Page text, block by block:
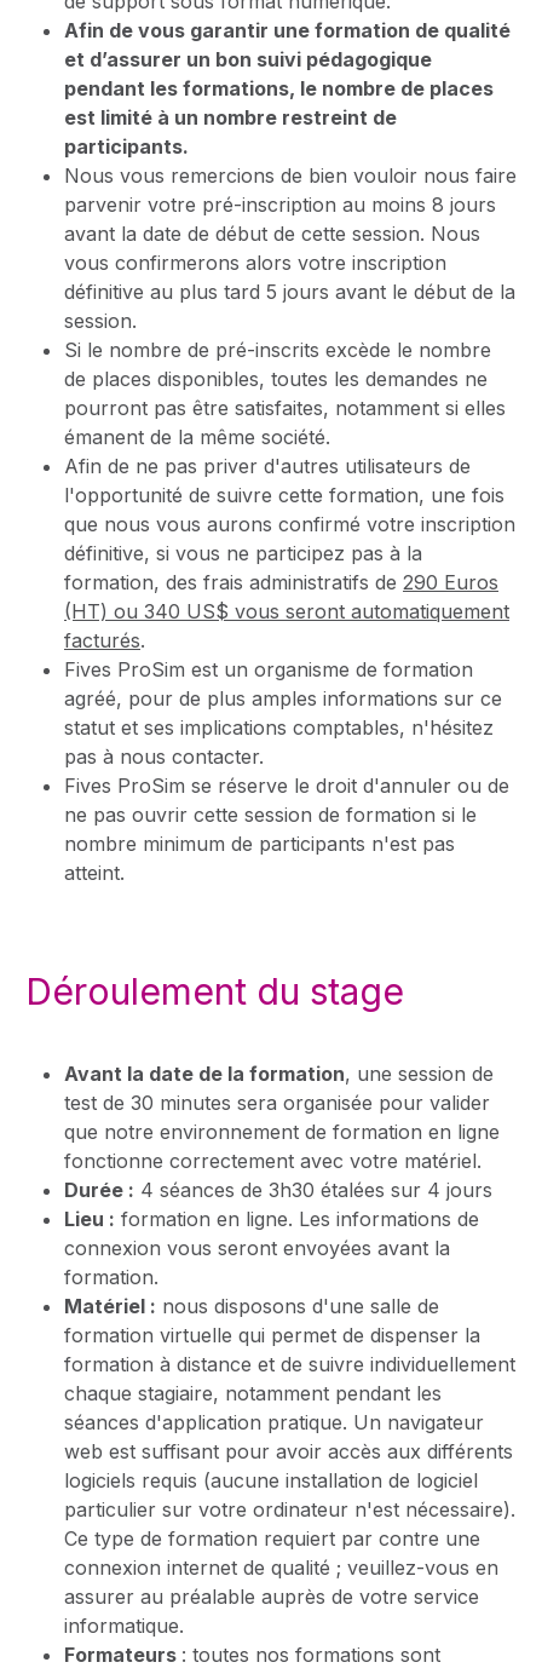
Afin de vous garantir une formation de qualité
et d’assurer un bon suivi pédagogique
pendant les formations, le nombre de places
est limité à un nombre restreint de
participants.
Nous vous remercions de bien vouloir nous faire
parvenir votre pré-inscription au moins 8 jours
avant la date de début de cette session. Nous
vous confirmerons alors votre inscription
définitive au plus tard 5 jours avant le début de la
session.
Si le nombre de pré-inscrits excède le nombre
de places disponibles, toutes les demandes ne
pourront pas être satisfaites, notamment si elles
émanent de la même société.
Afin de ne pas priver d'autres utilisateurs de
l'opportunité de suivre cette formation, une fois
que nous vous aurons confirmé votre inscription
définitive, si vous ne participez pas à la
formation, des frais administratifs de 290 Euros
(HT) ou 340 US$ vous seront automatiquement
facturés.
Fives ProSim est un organisme de formation
agréé, pour de plus amples informations sur ce
statut et ses implications comptables, n'hésitez
pas à nous contacter.
Fives ProSim se réserve le droit d'annuler ou de
ne pas ouvrir cette session de formation si le
nombre minimum de participants n'est pas
atteint.
Déroulement du stage
Avant la date de la formation, une session de
test de 30 minutes sera organisée pour valider
que notre environnement de formation en ligne
fonctionne correctement avec votre matériel.
Durée : 4 séances de 3h30 étalées sur 4 jours
Lieu : formation en ligne. Les informations de
connexion vous seront envoyées avant la
formation.
Matériel : nous disposons d'une salle de
formation virtuelle qui permet de dispenser la
formation à distance et de suivre individuellement
chaque stagiaire, notamment pendant les
séances d'application pratique. Un navigateur
web est suffisant pour avoir accès aux différents
logiciels requis (aucune installation de logiciel
particulier sur votre ordinateur n'est nécessaire).
Ce type de formation requiert par contre une
connexion internet de qualité ; veuillez-vous en
assurer au préalable auprès de votre service
informatique.
Formateurs : toutes nos formations sont